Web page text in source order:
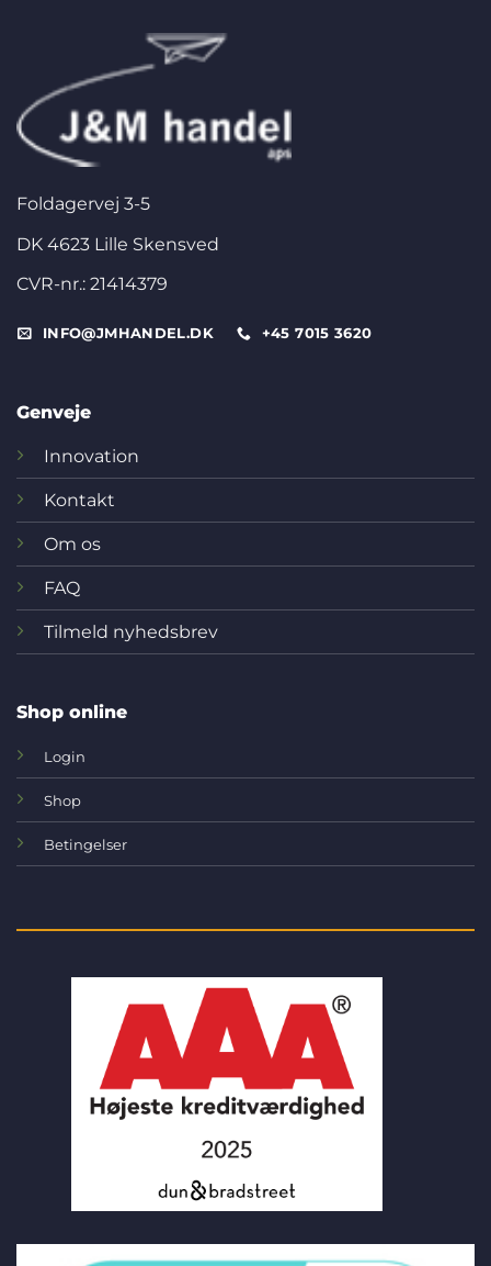
Foldagervej 3-5
DK 4623 Lille Skensved
CVR-nr.: 21414379
INFO@JMHANDEL.DK +45 7015 3620
Genveje
Innovation
Kontakt
Om os
FAQ
Tilmeld nyhedsbrev
Shop online
Login
Shop
Betingelser